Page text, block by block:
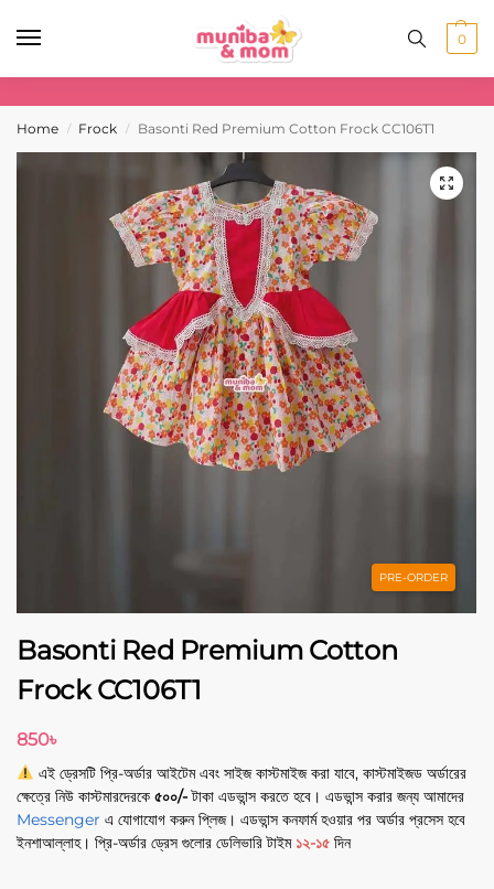
0
Home / Frock / Basonti Red Premium Cotton Frock CC106T1
PRE-ORDER
Basonti Red Premium Cotton
Frock CC106T1
850৳
এই ড্রেসটি প্রি-অর্ডার আইটেম এবং সাইজ কাস্টমাইজ করা যাবে, কাস্টমাইজড অর্ডারের
ক্ষেত্রে নিউ কাস্টমারদেরকে ৫০০/-টাকা এডভান্স করতে হবে। এডভান্স করার জন্য আমাদের
Messenger এ যোগাযোগ করুন প্লিজ। এডভান্স কনফার্ম হওয়ার পর অর্ডার প্রসেস হবে
ইনশাআল্লাহ। প্রি-অর্ডার ড্রেস গুলোর ডেলিভারি টাইম ১২-১৫ দিন